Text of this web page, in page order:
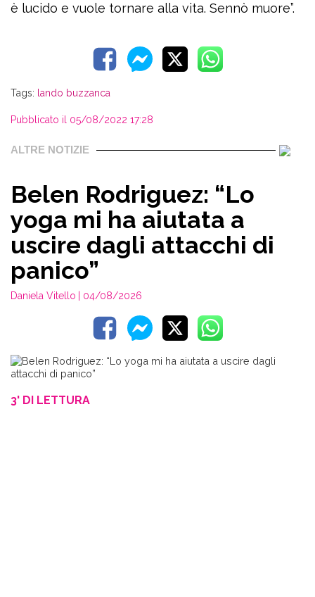
è lucido e vuole tornare alla vita. Sennò muore”.
Tags: lando buzzanca
Pubblicato il 05/08/2022 17:28
ALTRE NOTIZIE
Belen Rodriguez: “Lo
yoga mi ha aiutata a
uscire dagli attacchi di
panico”
Daniela Vitello | 04/08/2026
3' DI LETTURA